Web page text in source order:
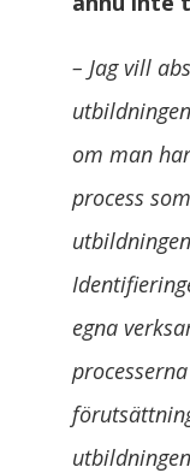
– Jag vill
om man
process
egna